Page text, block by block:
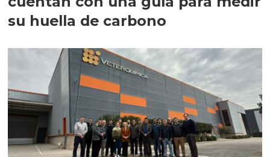
su huella de carbono